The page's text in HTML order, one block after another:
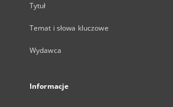
Tytuł
Temat i słowa kluczowe
Wydawca
Informacje